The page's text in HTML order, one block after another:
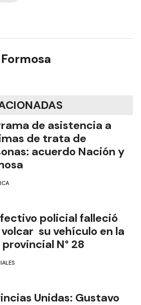
de asistencia a
de trata de
acuerdo Nación y
policial falleció
su vehículo en la
N° 28
Unidas: Gustavo